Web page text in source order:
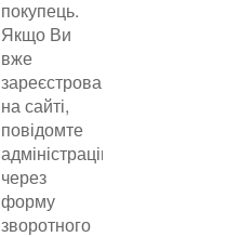
покупець.
Якщо Ви
вже
зареєстровані
на сайті,
повідомте
адміністрацію
через
форму
зворотного